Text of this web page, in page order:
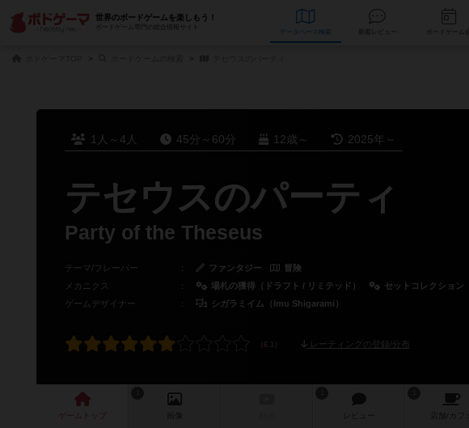
世界のボードゲームを楽しもう！
ボードゲーム専門の総合情報サイト
データベース
1人～4人 45分～60分 12歳～ 2025年～
テセウスのパーティ
Party of the Theseus
テーマ/フレーバー ： ファンタジー
冒険
メカニクス
： 場札の獲得（ドラフト / リミテッド） セットコレクション
ゲームデザイナー
： シガラミイム（Imu Shigarami）
レーティングの登録/分布
ゲーム 画像 レビュー 店舗/ カフェ